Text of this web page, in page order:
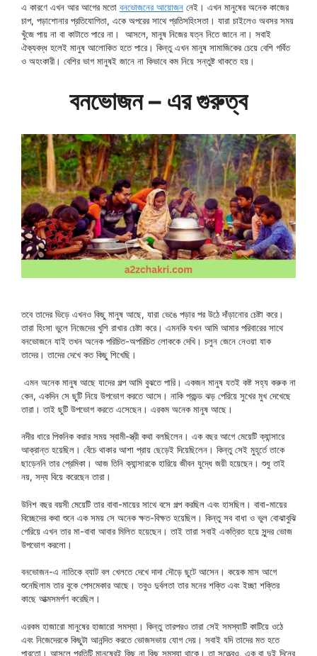
এ কারণে এখন আর আগের মতো বনভোজনের আয়োজন নেই। এখন মানুষের অনেক কাজের
চাপ, পড়াশোনার প্রতিযোগিতা, একে অপরের সাথে প্রতিসহিংসতা। যারা চাইলেও অবসর সময়
খুঁজে পায় না বা কাটাতে পারে না। আসলে, মানুষ নিজের যত্ন নিতে জানে না। সবাই
ঐক্যবদ্ধ হলেই মানুষ আলোকিত হতে পারে। কিন্তু এখন মানুষ সামাজিকের চেয়ে বেশি গর্বিত
ও অহংকারী। বেশির ভাগ মানুষই জানে না কিভাবে কম নিয়ে সন্তুষ্ট থাকতে হয়।
বনভোজন – এর গুরুত্ব
তবে তাদের ভিড়ে এখনও কিছু মানুষ আছে, যারা ভেঙে পড়ার পর উঠে দাঁড়ানোর চেষ্টা করে।
তারা হিংসা ভুলে নিজেদের খুশি রাখার চেষ্টা করে। এমনকি যখন আমি আমার পরিবারের সাথে
বনভোজনে যাই তখন অনেক পরিচিত-অপরিচিত লোককে দেখি। চলুন জেনে নেওয়া যাক
তাদের। তাদের দেখে কত কিছু শিখেছি।
এমন অনেক মানুষ আছে যাদের গল্প আমি বুঝতে পারি। একজন মানুষ যতই কষ্ট সহ্য করুক না
কেন, একদিন সে ছুটি নিয়ে উপভোগ করতে আসে। নাকি প্রচন্ড ঝড় পেরিয়ে সুখের মুখ দেখেছে
তারা। তাই ছুটি উপভোগ করতে এসেছেন। এরকম অনেক মানুষ আছে।
নদীর ধারে পিকনিক করার সময় স্বামী-স্ত্রী কথা বলছিলেন। এক বছর আগে মেয়েটি ক্যান্সারে
আক্রান্ত হয়েছিল। বেঁচে থাকার আশা প্রায় ছেড়েই দিয়েছিলেন। কিন্তু সেই মুহূর্তে তাকে
ছাড়েননি তার প্রেমিকা। আজ তিনি ক্যান্সারকে হারিয়ে জীবন যুদ্ধে জয়ী হয়েছেন। শুধু তাই
নয়, সদ্য বিয়ে করেছেন তারা।
উনিশ বছর বয়সী মেয়েটি তার বাবা-মায়ের সাথে বসে গল্প করছিল এবং হাসছিল। বাবা-মায়ের
বিচ্ছেদের কথা শুনে এক সময় সে অনেক ক্ষত-বিক্ষত হয়েছিল। কিন্তু সব বাধা ও ভুল বোঝাবুঝি
পেরিয়ে এখন তার মা-বাবা আবার মিলিত হয়েছেন। তাই তারা সবাই একত্রিত হয়ে সুন্দর ভোজ
উপভোগ করলো।
বনভোজন-এ নাতিকে ব্যাট বল খেলতে দেখে দাদা দৌড়ে ছুটে আসেন। কয়েক মাস আগে
শুনেছিলাম তার বুকে পেসমেকার আছে। তবুও দুর্বলতা তার মনের শক্তি এবং ইচ্ছা শক্তির
কাছে আত্মসমর্পণ করেছিল।
এরকম হাজারো মানুষের হাজারো সমস্যা। কিন্তু তারপরও তারা সেই সমস্যাটি কাটিয়ে ওঠে
এবং নিজেদেরকে কিছুটা আনন্দিত করতে ভোজসভায় যোগ দেয়। সবাই যদি তাদের মত হতে
পারতো। আসলে প্রতিটি মানুষেরই কিছু না কিছু সমস্যা থাকে। তা সত্ত্বেও, এক বা দুই দিনের